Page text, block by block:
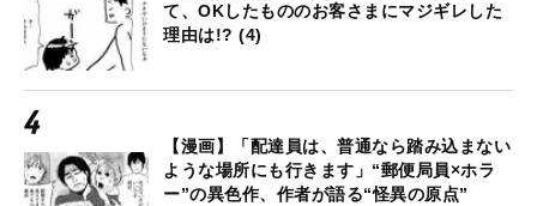
て、OKしたもののお客さまにマジギレした
理由は!? (4)
【漫画】「配達員は、普通なら踏み込まない
ような場所にも行きます」“郵便局員×ホラ
ー”の異色作、作者が語る“怪異の原点”